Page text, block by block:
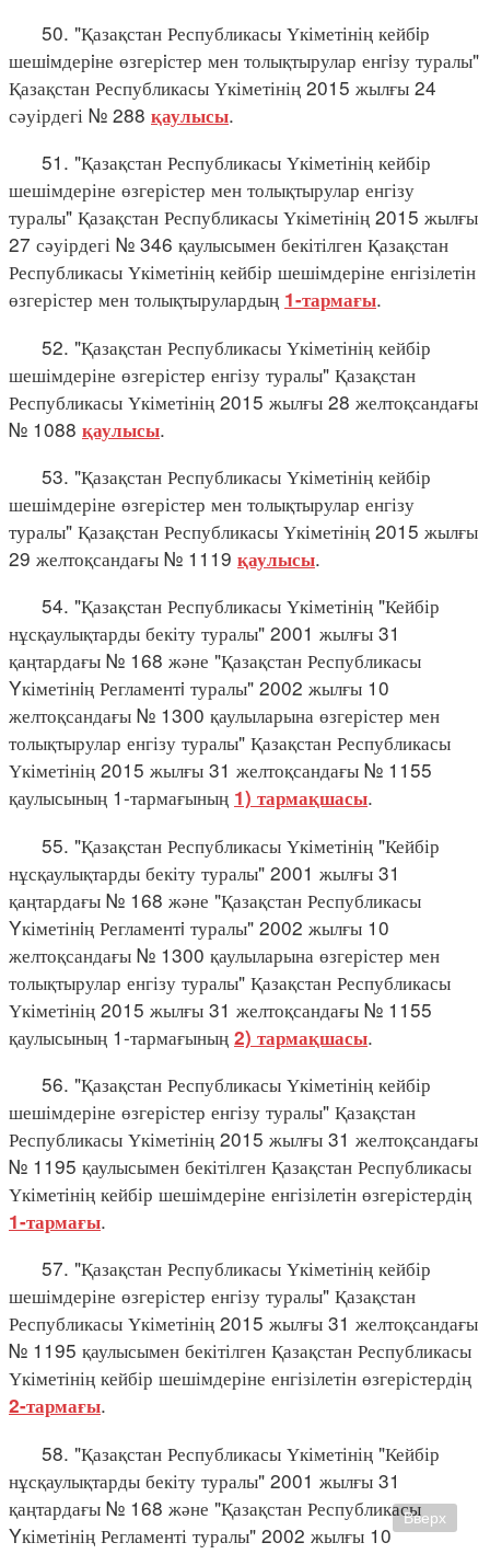
50. "Қазақстан Республикасы Үкіметінің кейбiр
шешiмдерiне өзгерiстер мен толықтырулар енгiзу туралы"
Қазақстан Республикасы Үкіметінің 2015 жылғы 24
сәуірдегі № 288 қаулысы.
51. "Қазақстан Республикасы Үкіметінің кейбір
шешімдеріне өзгерістер мен толықтырулар енгізу
туралы" Қазақстан Республикасы Үкіметінің 2015 жылғы
27 сәуірдегі № 346 қаулысымен бекітілген Қазақстан
Республикасы Үкіметінің кейбір шешімдеріне енгізілетін
өзгерістер мен толықтырулардың 1-тармағы.
52. "Қазақстан Республикасы Үкіметінің кейбір
шешімдеріне өзгерістер енгізу туралы" Қазақстан
Республикасы Үкіметінің 2015 жылғы 28 желтоқсандағы
№ 1088 қаулысы.
53. "Қазақстан Республикасы Үкіметінің кейбір
шешімдеріне өзгерістер мен толықтырулар енгізу
туралы" Қазақстан Республикасы Үкіметінің 2015 жылғы
29 желтоқсандағы № 1119 қаулысы.
54. "Қазақстан Республикасы Үкіметінің "Кейбір
нұсқаулықтарды бекіту туралы" 2001 жылғы 31
қаңтардағы № 168 және "Қазақстан Республикасы
Yкіметінiң Регламентi туралы" 2002 жылғы 10
желтоқсандағы № 1300 қаулыларына өзгерістер мен
толықтырулар енгізу туралы" Қазақстан Республикасы
Үкіметінің 2015 жылғы 31 желтоқсандағы № 1155
қаулысының 1-тармағының 1) тармақшасы.
55. "Қазақстан Республикасы Үкіметінің "Кейбір
нұсқаулықтарды бекіту туралы" 2001 жылғы 31
қаңтардағы № 168 және "Қазақстан Республикасы
Yкіметінiң Регламентi туралы" 2002 жылғы 10
желтоқсандағы № 1300 қаулыларына өзгерістер мен
толықтырулар енгізу туралы" Қазақстан Республикасы
Үкіметінің 2015 жылғы 31 желтоқсандағы № 1155
қаулысының 1-тармағының 2) тармақшасы.
56. "Қазақстан Республикасы Үкіметінің кейбір
шешімдеріне өзгерістер енгізу туралы" Қазақстан
Республикасы Үкіметінің 2015 жылғы 31 желтоқсандағы
№ 1195 қаулысымен бекітілген Қазақстан Республикасы
Үкіметінің кейбір шешімдеріне енгізілетін өзгерістердің
1-тармағы.
57. "Қазақстан Республикасы Үкіметінің кейбір
шешімдеріне өзгерістер енгізу туралы" Қазақстан
Республикасы Үкіметінің 2015 жылғы 31 желтоқсандағы
№ 1195 қаулысымен бекітілген Қазақстан Республикасы
Үкіметінің кейбір шешімдеріне енгізілетін өзгерістердің
2-тармағы.
58. "Қазақстан Республикасы Үкіметінің "Кейбір
нұсқаулықтарды бекіту туралы" 2001 жылғы 31
қаңтардағы № 168 және "Қазақстан Республикасы
Yкіметінің Регламенті туралы" 2002 жылғы 10
Вверх